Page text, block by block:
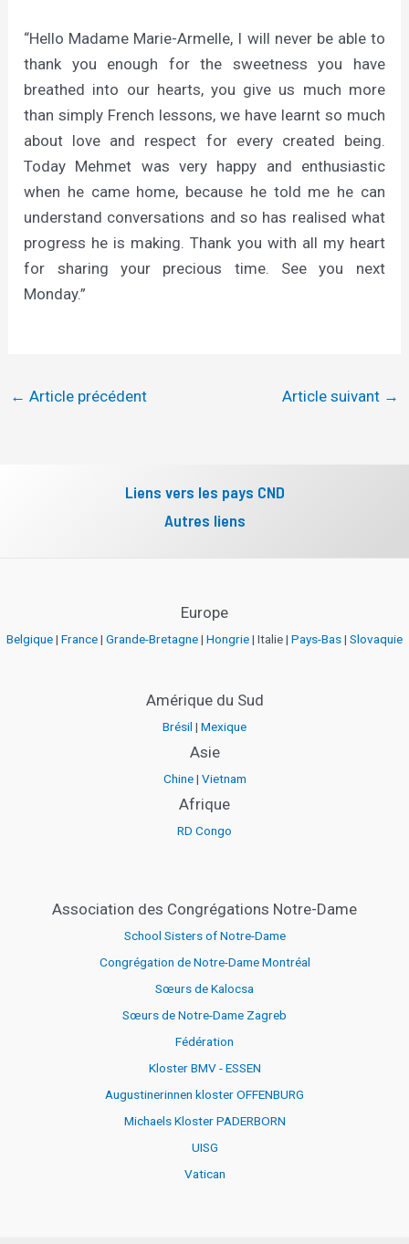
“Hello Madame Marie-Armelle, I will never be able to
thank you enough for the sweetness you have
breathed into our hearts, you give us much more
than simply French lessons, we have learnt so much
about love and respect for every created being.
Today Mehmet was very happy and enthusiastic
when he came home, because he told me he can
understand conversations and so has realised what
progress he is making. Thank you with all my heart
for sharing your precious time. See you next
Monday.”
← Article précédent Article suivant →
Liens vers les pays CND
Autres liens
Europe
Belgique| France| Grande-Bretagne| Hongrie| Italie | Pays-Bas| Slovaquie
Amérique du Sud
Brésil | Mexique
Asie
Chine| Vietnam
Afrique
RD Congo
Association des Congrégations Notre-Dame
School Sisters of Notre-Dame
Congrégation de Notre-Dame Montréal
Sœurs de Kalocsa
Sœurs de Notre-Dame Zagreb
Fédération
Kloster BMV - ESSEN
Augustinerinnen kloster OFFENBURG
Michaels Kloster PADERBORN
UISG
Vatican